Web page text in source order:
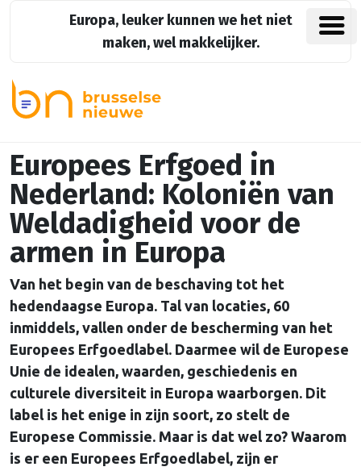
Europa, leuker kunnen we het niet
maken, wel makkelijker.
Europees Erfgoed in
Nederland: Koloniën van
Weldadigheid voor de
armen in Europa
Van het begin van de beschaving tot het
hedendaagse Europa. Tal van locaties, 60
inmiddels, vallen onder de bescherming van het
Europees Erfgoedlabel. Daarmee wil de Europese
Unie de idealen, waarden, geschiedenis en
culturele diversiteit in Europa waarborgen. Dit
label is het enige in zijn soort, zo stelt de
Europese Commissie. Maar is dat wel zo? Waarom
is er een Europees Erfgoedlabel, zijn er